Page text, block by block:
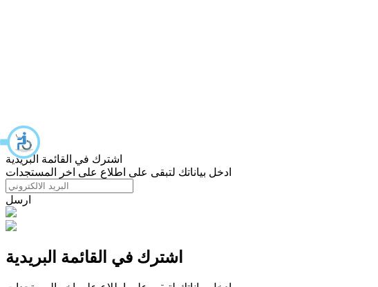
اشترك في القائمة البريدية
ادخل بياناتك لتبقى على اطلاع على اخر المستجدات
ارسل
اشترك في القائمة البريدية